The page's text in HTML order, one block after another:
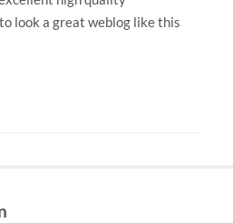
look a great weblog like this